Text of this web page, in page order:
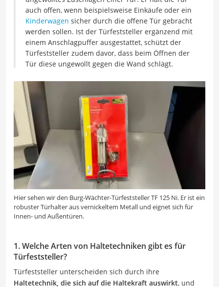
auch offen, wenn beispielsweise Einkäufe oder ein
Kinderwagen sicher durch die offene Tür gebracht
werden sollen. Ist der Türfeststeller ergänzend mit
einem Anschlagpuffer ausgestattet, schützt der
Türfeststeller zudem davor, dass beim Öffnen der
Tür diese ungewollt gegen die Wand schlägt.
Hier sehen wir den Burg-Wächter-Türfeststeller TF 125 Ni. Er ist ein
robuster Türhalter aus vernickeltem Metall und eignet sich für
Innen- und Außentüren.
1. Welche Arten von Haltetechniken gibt es für
Türfeststeller?
Türfeststeller unterscheiden sich durch ihre
Haltetechnik, die sich auf die Haltekraft auswirkt, und